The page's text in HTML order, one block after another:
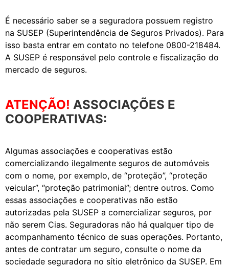
É necessário saber se a seguradora possuem registro
na SUSEP (Superintendência de Seguros Privados). Para
isso basta entrar em contato no telefone 0800-218484.
A SUSEP é responsável pelo controle e fiscalização do
mercado de seguros.
ATENÇÃO! ASSOCIAÇÕES E
COOPERATIVAS:
Algumas associações e cooperativas estão
comercializando ilegalmente seguros de automóveis
com o nome, por exemplo, de “proteção”, “proteção
veicular”, “proteção patrimonial”; dentre outros. Como
essas associações e cooperativas não estão
autorizadas pela SUSEP a comercializar seguros, por
não serem Cias. Seguradoras não há qualquer tipo de
acompanhamento técnico de suas operações. Portanto,
antes de contratar um seguro, consulte o nome da
sociedade seguradora no sítio eletrônico da SUSEP. Em